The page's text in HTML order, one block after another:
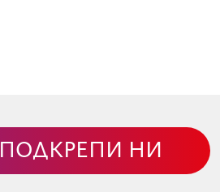
ПОДКРЕПИ НИ